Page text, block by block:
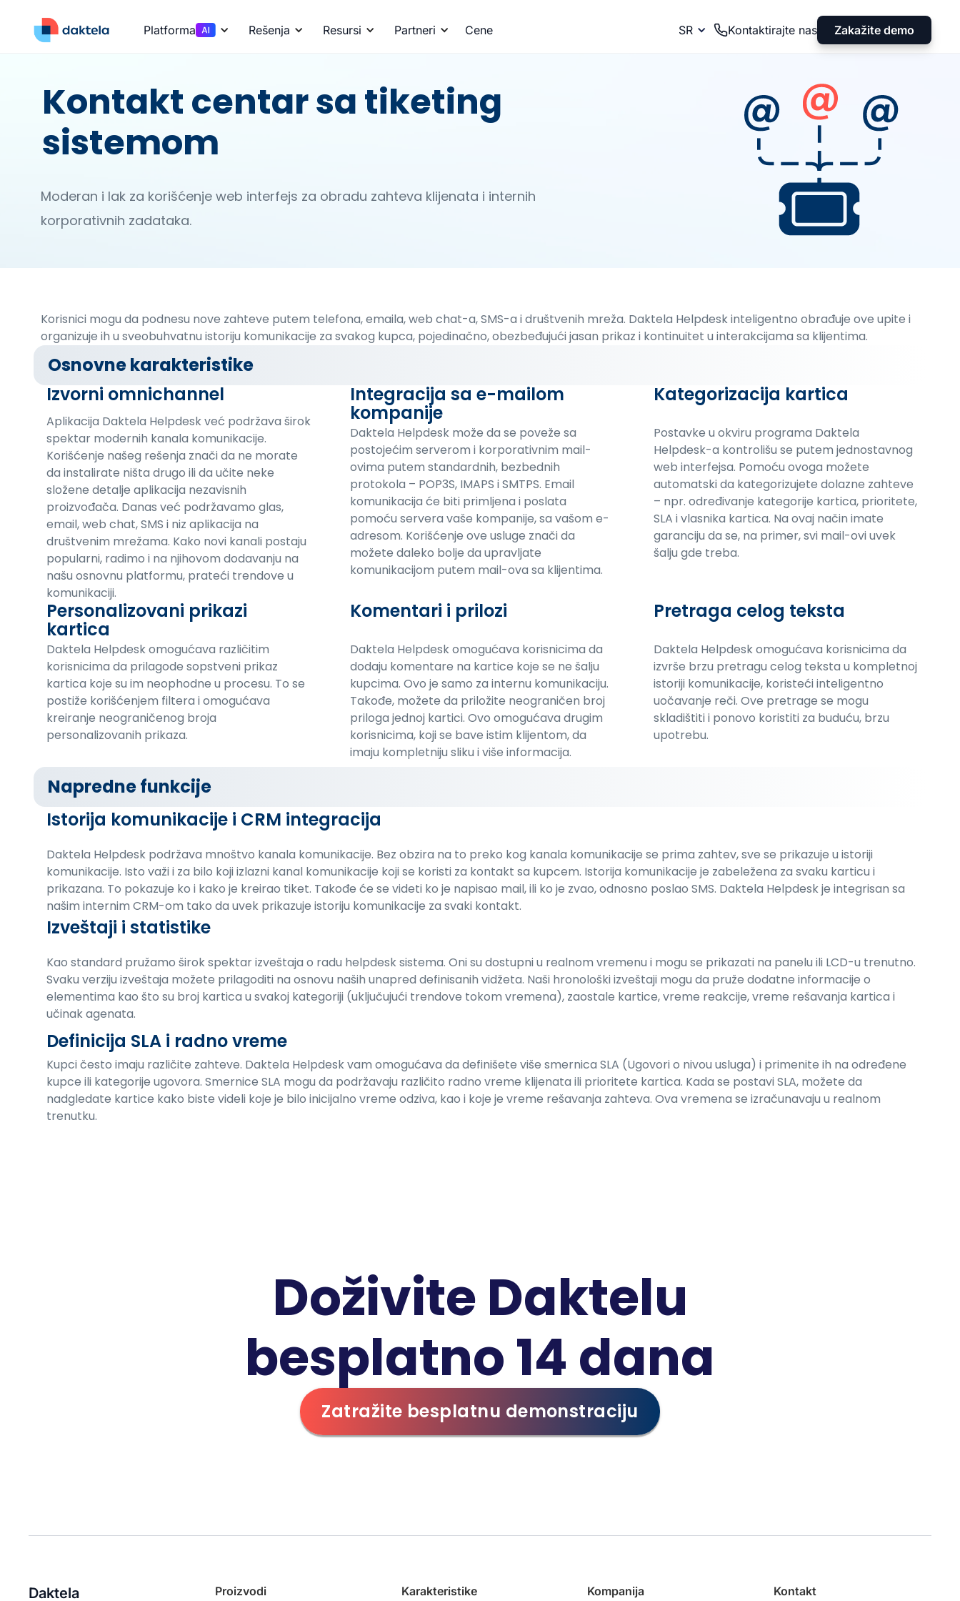
Platforma Rešenja Resursi Partneri Cene SR Kontaktirajte nas Zakažite demo
Kontakt centar sa tiketing
sistemom
Moderan i lak za korišćenje web interfejs za obradu zahteva klijenata i internih
korporativnih zadataka.
Korisnici mogu da podnesu nove zahteve putem telefona, emaila, web chat-a, SMS-a i društvenih mreža. Daktela Helpdesk inteligentno obrađuje ove upite i
organizuje ih u sveobuhvatnu istoriju komunikacije za svakog kupca, pojedinačno, obezbeđujući jasan prikaz i kontinuitet u interakcijama sa klijentima.
Osnovne karakteristike
Izvorni omnichannel
Aplikacija Daktela Helpdesk već podržava širok
spektar modernih kanala komunikacije.
Korišćenje našeg rešenja znači da ne morate
da instalirate ništa drugo ili da učite neke
složene detalje aplikacija nezavisnih
proizvođača. Danas već podržavamo glas,
email, web chat, SMS i niz aplikacija na
društvenim mrežama. Kako novi kanali postaju
popularni, radimo i na njihovom dodavanju na
našu osnovnu platformu, prateći trendove u
komunikaciji.
Integracija sa e-mailom
kompanije
Daktela Helpdesk može da se poveže sa
postojećim serverom i korporativnim mail-
ovima putem standardnih, bezbednih
protokola – POP3S, IMAPS i SMTPS. Email
komunikacija će biti primljena i poslata
pomoću servera vaše kompanije, sa vašom e-
adresom. Korišćenje ove usluge znači da
možete daleko bolje da upravljate
komunikacijom putem mail-ova sa klijentima.
Kategorizacija kartica
Postavke u okviru programa Daktela
Helpdesk-a kontrolišu se putem jednostavnog
web interfejsa. Pomoću ovoga možete
automatski da kategorizujete dolazne zahteve
– npr. određivanje kategorije kartica, prioritete,
SLA i vlasnika kartica. Na ovaj način imate
garanciju da se, na primer, svi mail-ovi uvek
šalju gde treba.
Personalizovani prikazi
kartica
Daktela Helpdesk omogućava različitim
korisnicima da prilagode sopstveni prikaz
kartica koje su im neophodne u procesu. To se
postiže korišćenjem filtera i omogućava
kreiranje neograničenog broja
personalizovanih prikaza.
Komentari i prilozi
Daktela Helpdesk omogućava korisnicima da
dodaju komentare na kartice koje se ne šalju
kupcima. Ovo je samo za internu komunikaciju.
Takođe, možete da priložite neograničen broj
priloga jednoj kartici. Ovo omogućava drugim
korisnicima, koji se bave istim klijentom, da
imaju kompletniju sliku i više informacija.
Pretraga celog teksta
Daktela Helpdesk omogućava korisnicima da
izvrše brzu pretragu celog teksta u kompletnoj
istoriji komunikacije, koristeći inteligentno
uočavanje reči. Ove pretrage se mogu
skladištiti i ponovo koristiti za buduću, brzu
upotrebu.
Napredne funkcije
Istorija komunikacije i CRM integracija
Daktela Helpdesk podržava mnoštvo kanala komunikacije. Bez obzira na to preko kog kanala komunikacije se prima zahtev, sve se prikazuje u istoriji
komunikacije. Isto važi i za bilo koji izlazni kanal komunikacije koji se koristi za kontakt sa kupcem. Istorija komunikacije je zabeležena za svaku karticu i
prikazana. To pokazuje ko i kako je kreirao tiket. Takođe će se videti ko je napisao mail, ili ko je zvao, odnosno poslao SMS. Daktela Helpdesk je integrisan sa
našim internim CRM-om tako da uvek prikazuje istoriju komunikacije za svaki kontakt.
Izveštaji i statistike
Kao standard pružamo širok spektar izveštaja o radu helpdesk sistema. Oni su dostupni u realnom vremenu i mogu se prikazati na panelu ili LCD-u trenutno.
Svaku verziju izveštaja možete prilagoditi na osnovu naših unapred definisanih vidžeta. Naši hronološki izveštaji mogu da pruže dodatne informacije o
elementima kao što su broj kartica u svakoj kategoriji (uključujući trendove tokom vremena), zaostale kartice, vreme reakcije, vreme rešavanja kartica i
učinak agenata.
Definicija SLA i radno vreme
Kupci često imaju različite zahteve. Daktela Helpdesk vam omogućava da definišete više smernica SLA (Ugovori o nivou usluga) i primenite ih na određene
kupce ili kategorije ugovora. Smernice SLA mogu da podržavaju različito radno vreme klijenata ili prioritete kartica. Kada se postavi SLA, možete da
nadgledate kartice kako biste videli koje je bilo inicijalno vreme odziva, kao i koje je vreme rešavanja zahteva. Ova vremena se izračunavaju u realnom
trenutku.
Doživite Daktelu
besplatno 14 dana
Zatražite besplatnu demonstraciju
Daktela Proizvodi Karakteristike Kompanija Kontakt